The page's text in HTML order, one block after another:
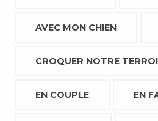
AVEC MON CHIEN
CROQUER NOTRE
EN COUPLE EN